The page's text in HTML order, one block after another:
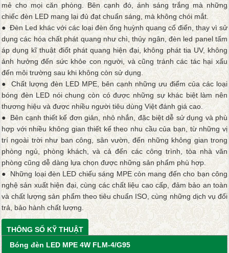
mẻ cho mọi căn phòng. Bên cạnh đó, ánh sáng trắng mà những
chiếc đèn LED mang lại đủ đạt chuẩn sáng, mà không chói mắt.
● Đèn Led khác với các loại đèn ống huỳnh quang cổ điển, thay vì sử
dụng các hóa chất phát quang như chì, thủy ngân, đèn led panel tấm
áp dụng kĩ thuật điốt phát quang hiện đại, không phát tia UV, không
ảnh hưởng đến sức khỏe con người, và cũng tránh các tác hại xấu
đến môi trường sau khi không còn sử dụng.
● Chất lượng đèn LED MPE, bên cạnh những ưu điểm của các loại
bóng đèn LED nói chung còn có được những sự khác biệt làm nên
thương hiệu và được nhiều người tiêu dùng Việt đánh giá cao.
● Bên cạnh thiết kế đơn giản, nhỏ nhắn, đặc biệt dễ sử dụng và phù
hợp với nhiều không gian thiết kế theo nhu cầu của bạn, từ những vị
trí ngoài trời như ban công, sân vườn, đến những không gian trong
phòng ngủ, phòng khách, và cả đến các công trình, tòa nhà văn
phòng cũng dễ dàng lựa chọn được những sản phẩm phù hợp.
● Những loại đèn LED chiếu sáng MPE còn mang đến cho bạn công
nghệ sản xuất hiện đại, cùng các chất liệu cao cấp, đảm bảo an toàn
và chất lượng sản phẩm theo tiêu chuẩn ISO, cùng những dịch vụ đổi
trả, bảo hành chất lượng.
THÔNG SỐ KỸ THUẬT
Bóng đèn LED MPE 4W FLM-4/G95